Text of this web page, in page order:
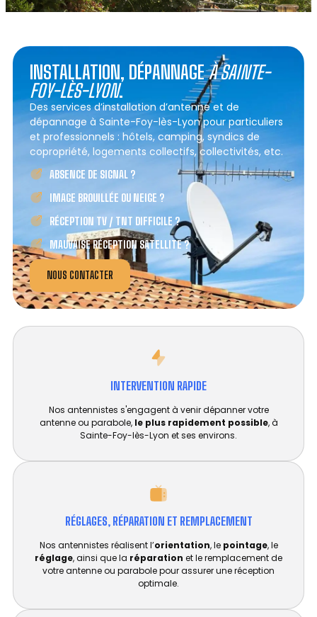
INSTALLATION, DÉPANNAGEÀ SAINTE-
FOY-LÈS-LYON.
Des services d’installation d’antenne et de
dépannage à Sainte-Foy-lès-Lyon pour particuliers
et professionnels : hôtels, camping, syndics de
copropriété, logements collectifs, collectivités, etc.
ABSENCE DE SIGNAL ?
IMAGE BROUILLÉE OU NEIGE ?
RÉCEPTION TV / TNT DIFFICILE ?
MAUVAISE RÉCEPTION SATELLITE ?
NOUS CONTACTER
INTERVENTION RAPIDE
Nos antennistes s'engagent à venir dépanner votre
antenne ou parabole, le plus rapidement possible, à
Sainte-Foy-lès-Lyon et ses environs.
RÉGLAGES, RÉPARATION ET REMPLACEMENT​
Nos antennistes réalisent l’orientation, le pointage, le
réglage, ainsi que la réparation et le remplacement de
votre antenne ou parabole pour assurer une réception
optimale.